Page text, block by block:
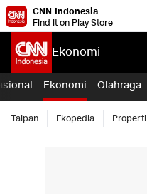
CNN Indonesia
Find it on Play Store
Ekonomi
Ekonomi Olahraga
Taipan Ekopedia Properti